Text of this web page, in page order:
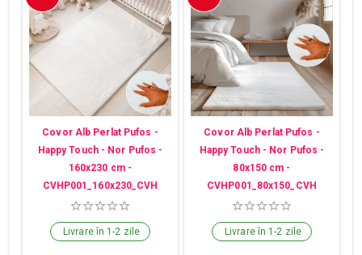
Covor Alb Perlat Pufos -
Happy Touch - Nor Pufos -
160x230 cm -
CVHP001_160x230_CVH
Livrare în 1-2 zile
Covor Alb Perlat Pufos -
Happy Touch - Nor Pufos -
80x150 cm -
CVHP001_80x150_CVH
Livrare în 1-2 zile